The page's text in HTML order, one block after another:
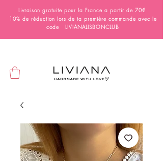
Livraison gratuite pour la France a partir de 70€
10% de réduction lors de ta première commande avec le
code LIVIANALISBONCLUB